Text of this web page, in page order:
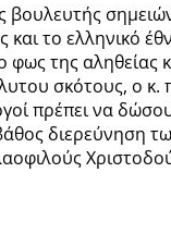
και το ελληνικό
φως της αληθείας
σκότους, ο
πρέπει να
διερεύνηση